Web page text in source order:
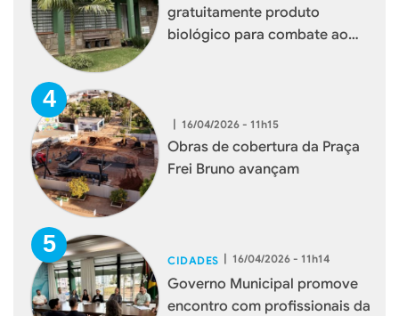
gratuitamente produto
biológico para combate ao
| 16/04/2026 - 11h15
Obras de cobertura da Praça
Frei Bruno avançam
CIDADES | 16/04/2026 - 11h14
Governo Municipal promove
encontro com profissionais da